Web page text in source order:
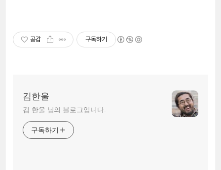
공감 구독하기
김한울
김 한울 님의 블로그입니다.
구독하기